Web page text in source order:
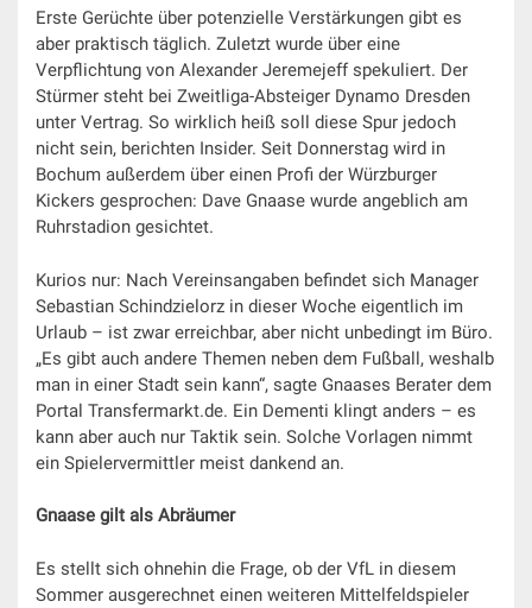
Erste Gerüchte über potenzielle Verstärkungen gibt es
aber praktisch täglich. Zuletzt wurde über eine
Verpflichtung von Alexander Jeremejeff spekuliert. Der
Stürmer steht bei Zweitliga-Absteiger Dynamo Dresden
unter Vertrag. So wirklich heiß soll diese Spur jedoch
nicht sein, berichten Insider. Seit Donnerstag wird in
Bochum außerdem über einen Profi der Würzburger
Kickers gesprochen: Dave Gnaase wurde angeblich am
Ruhrstadion gesichtet.
Kurios nur: Nach Vereinsangaben befindet sich Manager
Sebastian Schindzielorz in dieser Woche eigentlich im
Urlaub – ist zwar erreichbar, aber nicht unbedingt im Büro.
„Es gibt auch andere Themen neben dem Fußball, weshalb
man in einer Stadt sein kann“, sagte Gnaases Berater dem
Portal Transfermarkt.de. Ein Dementi klingt anders – es
kann aber auch nur Taktik sein. Solche Vorlagen nimmt
ein Spielervermittler meist dankend an.
Gnaase gilt als Abräumer
Es stellt sich ohnehin die Frage, ob der VfL in diesem
Sommer ausgerechnet einen weiteren Mittelfeldspieler